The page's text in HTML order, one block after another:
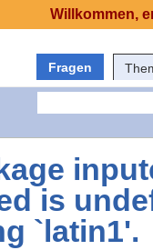
Fragen
is
`latin1'.
Willkommen,